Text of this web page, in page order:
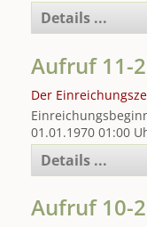
Details ...
Aufruf 11-
Der
01.01.1970 01:00
Details ...
Aufruf 10-